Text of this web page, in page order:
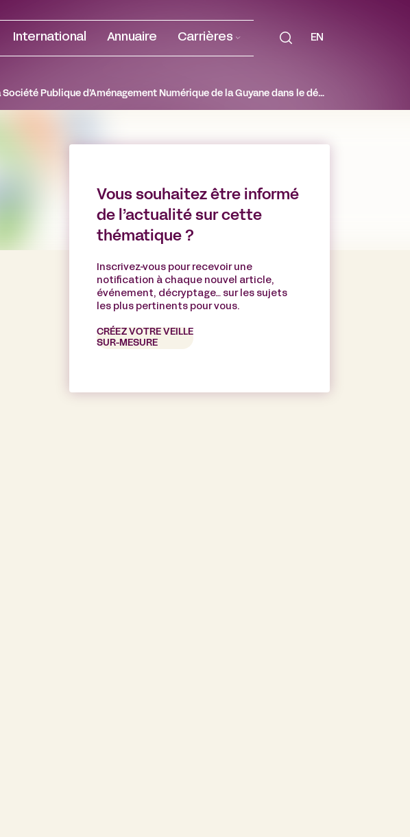
International Annuaire Carrières EN
De Gaulle Fleurance accompagne la Collectivité de Guyane et la Société Publique d’Aménagement Numérique de la Guyane dans le déploiement du premier câble sous-marin transatlantique
Vous souhaitez être informé
de l’actualité sur cette
thématique ?
Inscrivez-vous pour recevoir une
notification à chaque nouvel article,
événement, décryptage… sur les sujets
les plus pertinents pour vous.
CRÉEZ VOTRE VEILLE
SUR-MESURE